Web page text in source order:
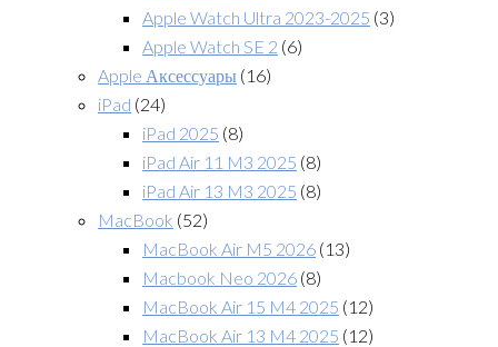
Apple Watch Ultra 2023-2025 (3)
Apple Watch SE 2 (6)
Apple Аксессуары (16)
iPad (24)
iPad 2025 (8)
iPad Air 11 M3 2025 (8)
iPad Air 13 M3 2025 (8)
MacBook (52)
MacBook Air M5 2026 (13)
Macbook Neo 2026 (8)
MacBook Air 15 M4 2025 (12)
MacBook Air 13 M4 2025 (12)